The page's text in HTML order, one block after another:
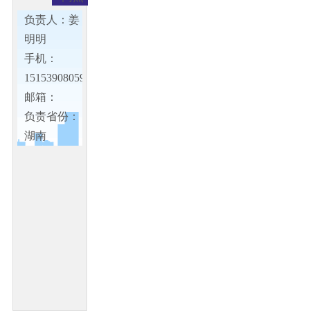
负责人：姜
明明
手机：
15153908059
邮箱：
负责省份：
湖南